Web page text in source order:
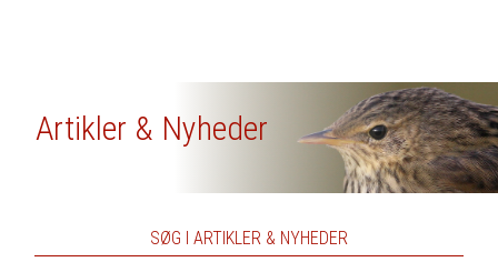
Artikler & Nyheder
SØG I ARTIKLER & NYHEDER